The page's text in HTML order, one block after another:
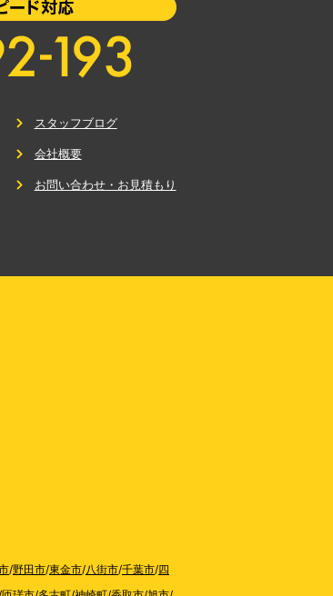
スタッフブログ
会社概要
お問い合わせ・お見積もり
/野田市/東金市/八街市/千葉市/四